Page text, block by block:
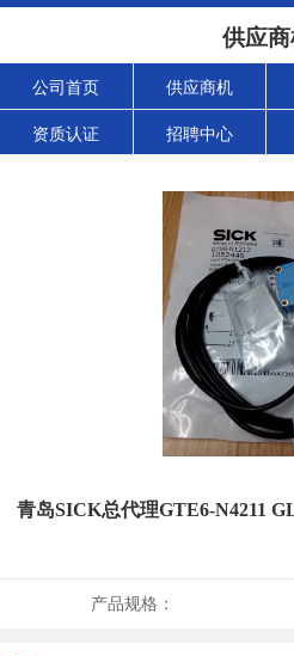
供应
公司首页 供应商机
资质认证 招聘中心
青岛SICK总代理GTE6-N4211
产品规格：